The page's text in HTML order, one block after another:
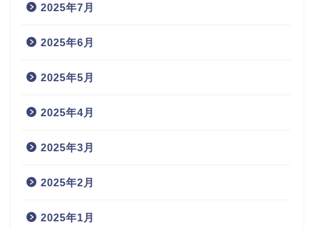
2025年7月
2025年6月
2025年5月
2025年4月
2025年3月
2025年2月
2025年1月